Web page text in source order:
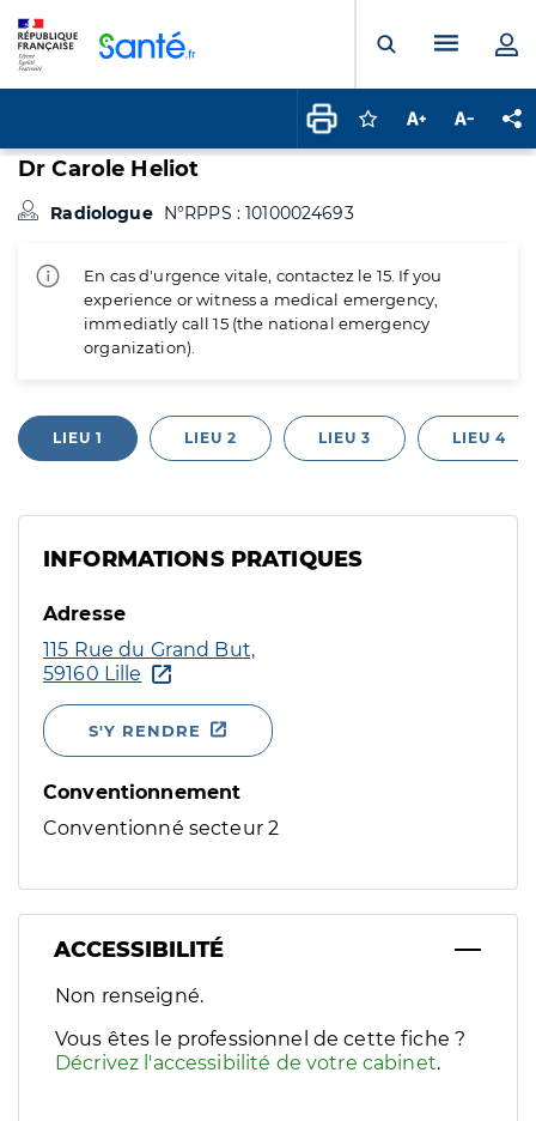
Ouvrir laMenu
Connectez-vous
Augmenter la
Dr Carole Heliot
Radiologue N°RPPS : 10100024693
En cas d'urgence vitale, contactez le 15. If you
experience or witness a medical emergency,
immediatly call 15 (the national emergency
organization).
LIEU 1 LIEU 2 LIEU 3 LIEU 4
INFORMATIONS PRATIQUES
Adresse
115 Rue du Grand But,
59160 Lille
S'Y RENDRE
Conventionnement
Conventionné secteur 2
ACCESSIBILITÉ
Filtres
Sélectionnez un ou plusieurs handicaps/besoins
Non renseigné.
Vous êtes le professionnel de cette fiche ?
Décrivez l'accessibilité de votre cabinet.